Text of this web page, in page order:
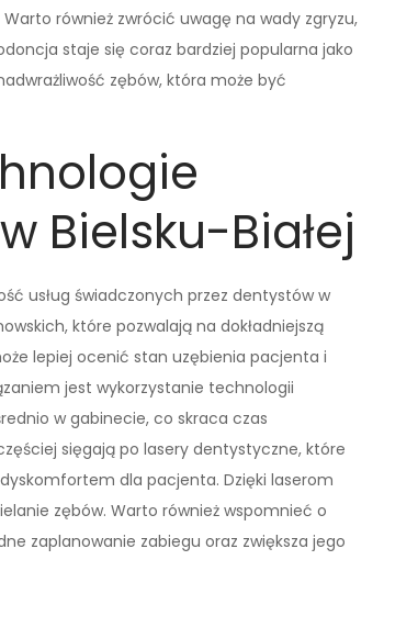
również zwrócić uwagę na wady zgryzu,
staje się coraz bardziej popularna jako
zębów, która może być
Bielsku-Białej
usług świadczonych przez dentystów w
które pozwalają na dokładniejszą
lepiej ocenić stan uzębienia pacjenta i
jest wykorzystanie technologii
w gabinecie, co skraca czas
sięgają po lasery dentystyczne, które
dla pacjenta. Dzięki laserom
zębów. Warto również wspomnieć o
zaplanowanie zabiegu oraz zwiększa jego